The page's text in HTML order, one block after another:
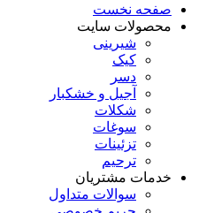
صفحه نخست
محصولات سایت
شیرینی
کیک
دسر
آجیل و خشکبار
شکلات
سوغات
تزئینات
ترحیم
خدمات مشتریان
سوالات متداول